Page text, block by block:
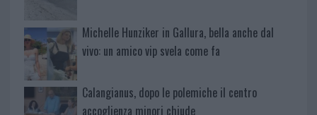
Michelle Hunziker in Gallura, bella anche dal
vivo: un amico vip svela come fa
Calangianus, dopo le polemiche il centro
accoglienza minori chiude